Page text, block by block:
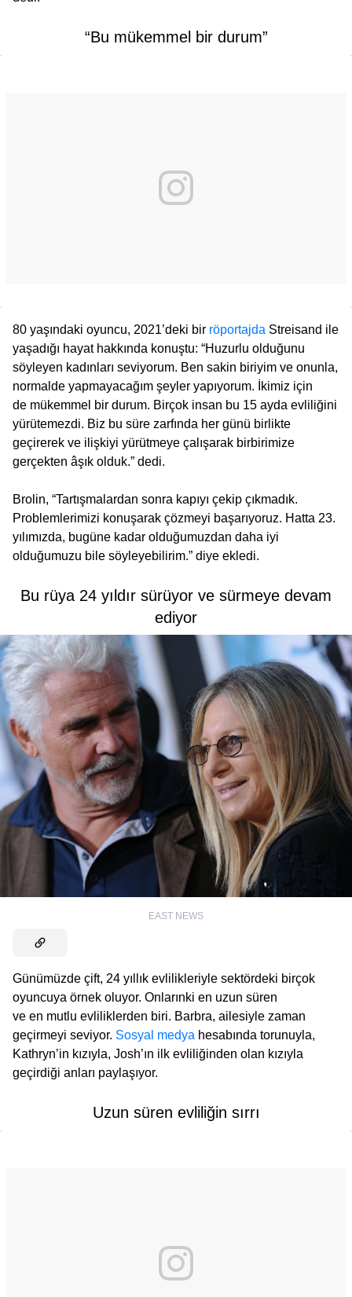
“Bu mükemmel bir durum”
80 yaşındaki oyuncu, 2021’deki bir röportajda Streisand ile
yaşadığı hayat hakkında konuştu: “Huzurlu olduğunu
söyleyen kadınları seviyorum. Ben sakin biriyim ve onunla,
normalde yapmayacağım şeyler yapıyorum. İkimiz için
de mükemmel bir durum. Birçok insan bu 15 ayda evliliğini
yürütemezdi. Biz bu süre zarfında her günü birlikte
geçirerek ve ilişkiyi yürütmeye çalışarak birbirimize
gerçekten âşık olduk.” dedi.
Brolin, “Tartışmalardan sonra kapıyı çekip çıkmadık.
Problemlerimizi konuşarak çözmeyi başarıyoruz. Hatta 23.
yılımızda, bugüne kadar olduğumuzdan daha iyi
olduğumuzu bile söyleyebilirim.” diye ekledi.
Bu rüya 24 yıldır sürüyor ve sürmeye devam
ediyor
EAST NEWS
Günümüzde çift, 24 yıllık evlilikleriyle sektördeki birçok
oyuncuya örnek oluyor. Onlarınki en uzun süren
ve en mutlu evliliklerden biri. Barbra, ailesiyle zaman
geçirmeyi seviyor. Sosyal medya hesabında torunuyla,
Kathryn’in kızıyla, Josh’ın ilk evliliğinden olan kızıyla
geçirdiği anları paylaşıyor.
Uzun süren evliliğin sırrı